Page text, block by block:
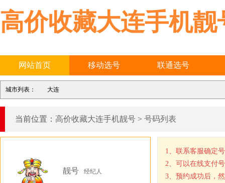
高价收藏大连手机靓
网站首页 移动选号 联通选号
城市列表： 大连
当前位置： 高价收藏大连手机靓号 > 号码列表
1、联系客服确定
2、可以在线支付
3、预约成功后，
靓号 经纪人